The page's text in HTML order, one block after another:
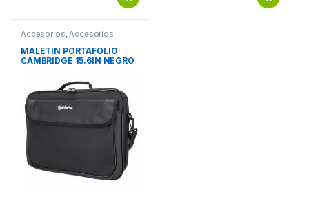
Accesorios Accesorios
Notebook / Tablet
MALETIN PORTAFOLIO
CAMBRIDGE 15.6IN NEGRO